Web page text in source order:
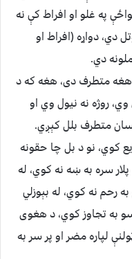
په غلو او افراط کې نه
دي، دواړه (افراط او
دي.
متطرف دى، هغه که د
روژه نه نيول وي او
متطرف بلل كېږي.
نو د بل چا حقونه
سره به ښه نه کوي، له
رحم نه کوي، له بېوزلي
به تجاوز کوي، د هغوى
لپاره مضر او پر سر به